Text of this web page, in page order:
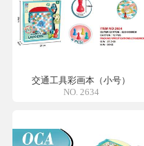
交通工具彩画本（小号）
NO. 2634